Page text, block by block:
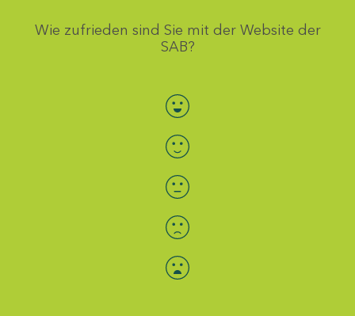
Wie zufrieden sind Sie mit der Website der
SAB?
Bewertung auswählen